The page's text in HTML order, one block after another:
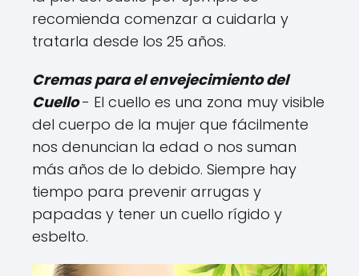
recomienda comenzar a cuidarla y
tratarla desde los 25 años.
Cremas para el envejecimiento del
Cuello - El cuello es una zona muy visible
del cuerpo de la mujer que fácilmente
nos denuncian la edad o nos suman
más años de lo debido. Siempre hay
tiempo para prevenir arrugas y
papadas y tener un cuello rígido y
esbelto.